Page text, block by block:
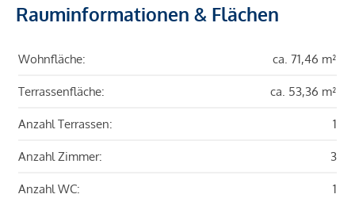
Rauminformationen & Flächen
Wohnfläche: ca. 71,46 m²
Terrassenfläche: ca. 53,36 m²
Anzahl Terrassen: 1
Anzahl Zimmer: 3
Anzahl WC: 1